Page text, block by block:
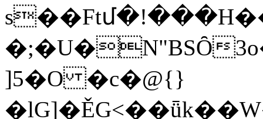
�;�U�N"BSȎ
]5�O �c�@{}